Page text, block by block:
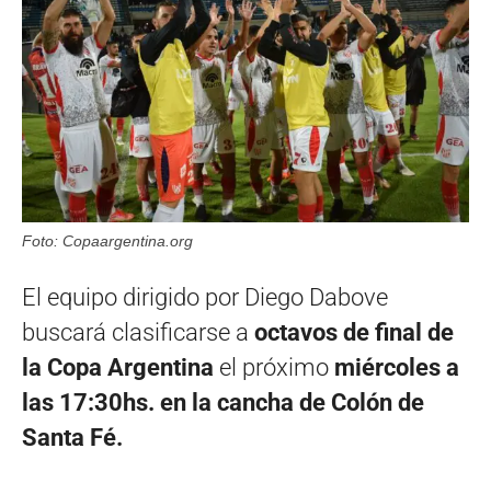
Foto: Copaargentina.org
El equipo dirigido por Diego Dabove
buscará clasificarse a octavos de final de
la Copa Argentina el próximo miércoles a
las 17:30hs. en la cancha de Colón de
Santa Fé.